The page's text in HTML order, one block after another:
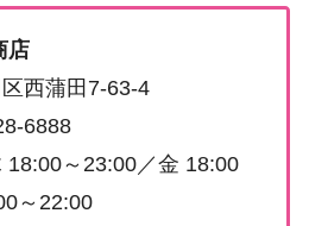
店
西蒲田7-63-4
6888
18:00～23:00／金 18:00
～22:00